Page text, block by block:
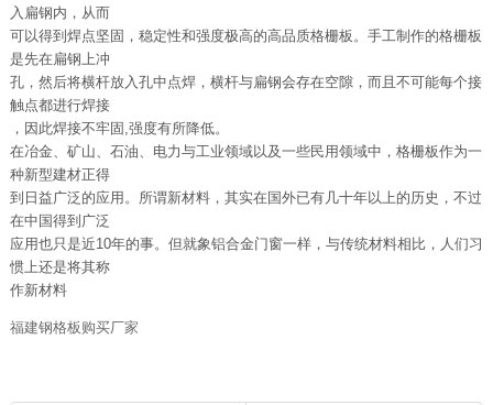
入扁钢内，从而
可以得到焊点坚固，稳定性和强度极高的高品质格栅板。手工制作的格栅板
是先在扁钢上冲
孔，然后将横杆放入孔中点焊，横杆与扁钢会存在空隙，而且不可能每个接
触点都进行焊接
，因此焊接不牢固,强度有所降低。
在冶金、矿山、石油、电力与工业领域以及一些民用领域中，格栅板作为一
种新型建材正得
到日益广泛的应用。所谓新材料，其实在国外已有几十年以上的历史，不过
在中国得到广泛
应用也只是近10年的事。但就象铝合金门窗一样，与传统材料相比，人们习
惯上还是将其称
作新材料
福建钢格板购买厂家